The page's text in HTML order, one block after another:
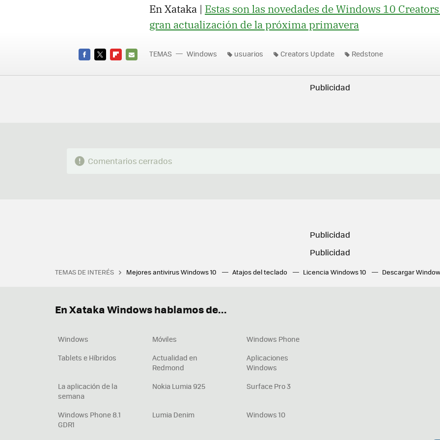
En Xataka | Estas son las novedades de Windows 10
gran actualización de la próxima primavera
MAIL
TEMAS Windows usuarios Creators Update Redstone
Comentarios cerrados
TEMAS DE INTERÉS Mejores antivirus Windows 10 Atajos del teclado Licencia Windows 10 Descargar
En Xataka Windows hablamos de...
Windows Móviles
Windows Phone
Tablets e Híbridos
Actualidad en
Redmond
Aplicaciones
Windows
La aplicación de la
semana
Nokia Lumia 925 Surface Pro 3
Windows Phone 8.1
GDR1
Lumia Denim Windows 10